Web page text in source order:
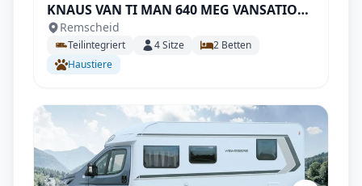
KNAUS VAN TI MAN 640 MEG VANSATION|
Top Ausstattung: Klimaanlange,
Markise, Navigation, Rückfahrkamera,
SAT & TV uvm.
Remscheid
Teilintegriert 4Sitze 2 Betten
Haustiere